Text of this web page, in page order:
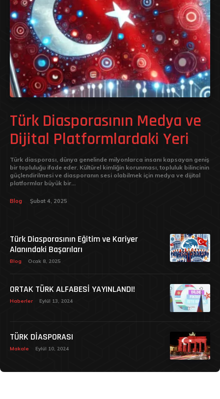
Türk Diasporasının Medya ve
Dijital Platformlardaki Yeri
Türk diasporası, dünya genelinde milyonlarca insanı kapsayan geniş
bir topluluğu ifade eder. Kültürel kimliğin korunması, topluluk bilincinin
güçlendirilmesi ve diasporanın sesi olabilmek için medya ve dijital
platformlar büyük bir...
Blog Şubat 4, 2025
Türk Diasporasının Eğitim ve Kariyer
Alanındaki Başarıları
Blog Ocak 8, 2025
ORTAK TÜRK ALFABESİ YAYINLANDI!
Haberler Eylül 13, 2024
TÜRK DİASPORASI
Makale Eylül 10, 2024